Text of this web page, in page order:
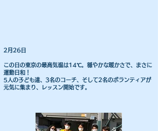
2月26日
この日の東京の最高気温は14℃。穏やかな暖かさで、まさに
運動日和！
5人の子ども達、3名のコーチ、そして2名のボランティアが
元気に集まり、レッスン開始です。